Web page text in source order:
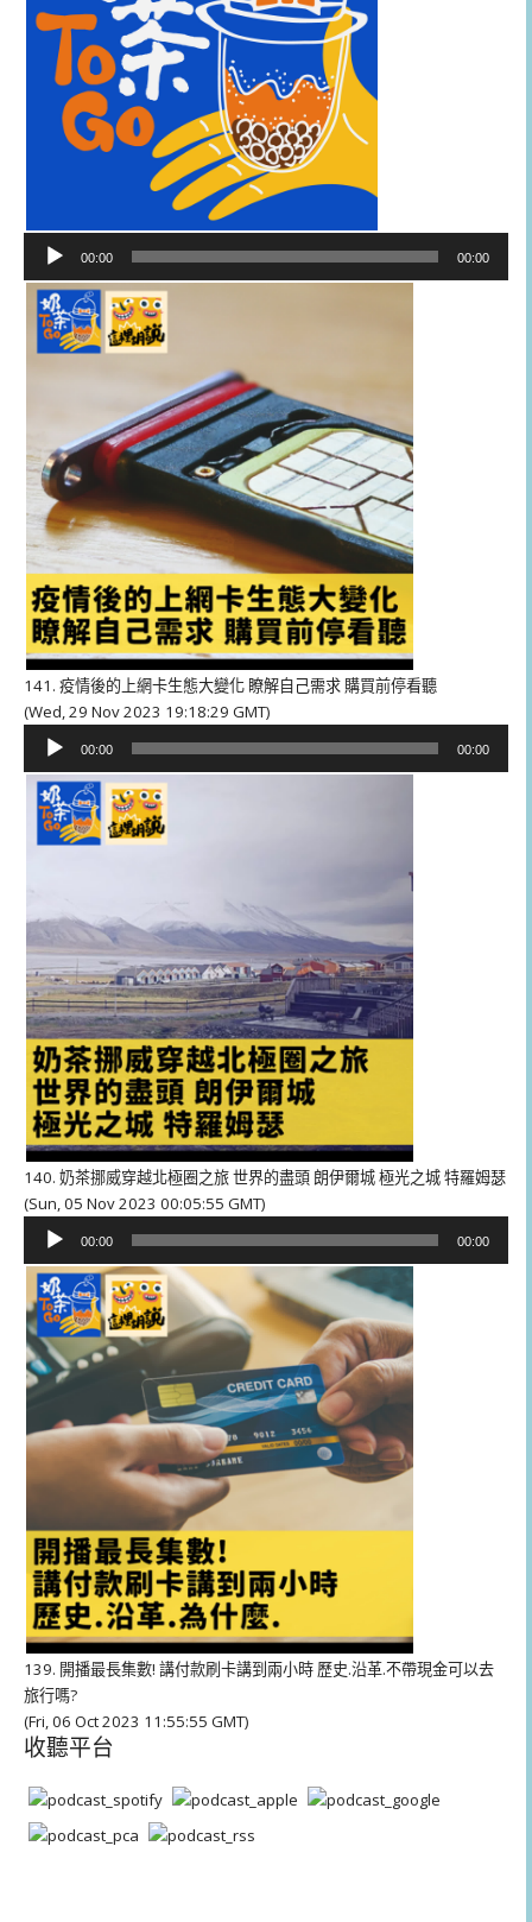
播
器
00:00 00:00
141. 疫情後的上網卡生態大變化 瞭解自己需求 購買前停看聽
(Wed, 29 Nov 2023 19:18:29 GMT)
播
器
00:00 00:00
140. 奶茶挪威穿越北極圈之旅 世界的盡頭 朗伊爾城 極光之城 特羅姆瑟
(Sun, 05 Nov 2023 00:05:55 GMT)
播
放
器
00:00 00:00
139. 開播最長集數! 講付款刷卡講到兩小時 歷史.沿革.不帶現金可以去
旅行嗎?
(Fri, 06 Oct 2023 11:55:55 GMT)
收聽平台